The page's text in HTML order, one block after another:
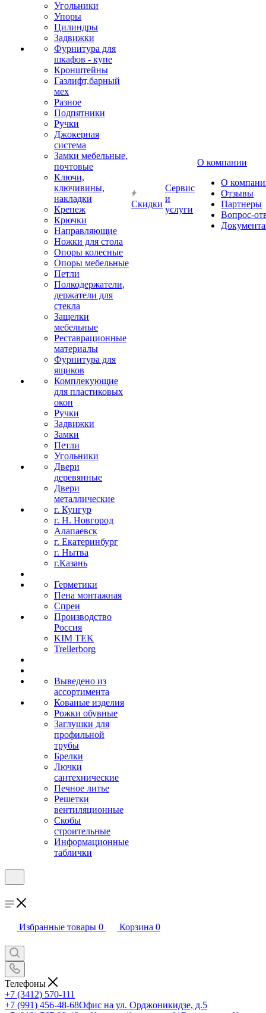
Угольники
Упоры
Цилиндры
Задвижки
Фурнитура для
шкафов - купе
Кронштейны
Газлифт,барный
мех
Разное
Подпятники
Ручки
Джокерная
система
Замки мебельные,
почтовые
Ключи,
ключивины,
накладки
Крепеж
Крючки
Направляющие
Ножки для стола
Опоры колесные
Опоры мебельные
Петли
Полкодержатели,
держатели для
стекла
Защелки
мебельные
Реставрационные
материалы
Фурнитура для
ящиков
Комплекующие
для пластиковых
окон
Ручки
Задвижки
Замки
Петли
Угольники
Двери
деревянные
Двери
металлические
г. Кунгур
г. Н. Новгород
Алапаевск
г. Екатеринбург
г. Нытва
г.Казань
Герметики
Пена монтажная
Спреи
Производство
Россия
KIM TEK
Trellerborg
Выведено из
ассортимента
Кованые изделия
Рожки обувные
Заглушки для
профильной
трубы
Брелки
Лючки
сантехнические
Печное литье
Решетки
вентиляционные
Скобы
строительные
Информационные
таблички
Скидки
Сервис
и
услуги
О компании
О
Отзывы
Партнеры
Вопрос-
Избранные товары 0 Корзина 0
Телефоны
+7 (3412) 570-111
+7 (991) 456-48-68Офис на ул. Орджоникидзе, д.5